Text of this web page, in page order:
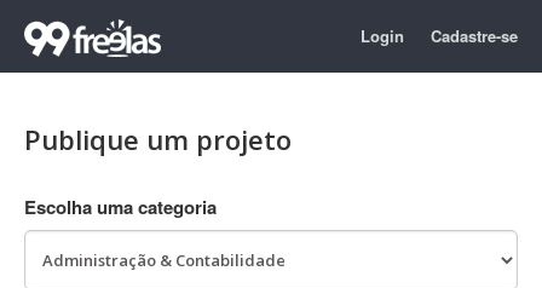
Login Cadastre-se
Publique um projeto
Escolha uma categoria